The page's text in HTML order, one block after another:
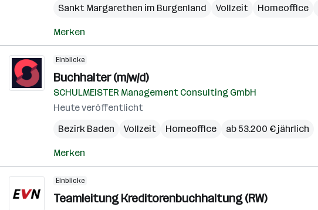
Sankt Margarethen im Burgenland
Vollzeit Homeoffice
Merken
Einblicke
Buchhalter (m/w/d)
SCHULMEISTER Management Consulting GmbH
Heute veröffentlicht
Bezirk Baden
Vollzeit Homeoffice ab 53.200 € jährlich
Merken
Einblicke
Teamleitung Kreditorenbuchhaltung (RW)